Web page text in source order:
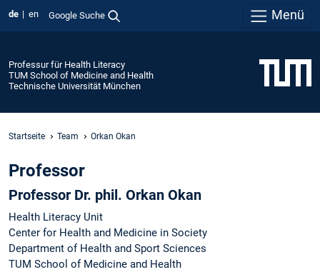
de en Google Suche Menü
Professur für Health Literacy
TUM School of Medicine and Health
Technische Universität München
Startseite Team Orkan Okan
Professor
Professor Dr. phil. Orkan Okan
Health Literacy Unit
Center for Health and Medicine in Society
Department of Health and Sport Sciences
TUM School of Medicine and Health